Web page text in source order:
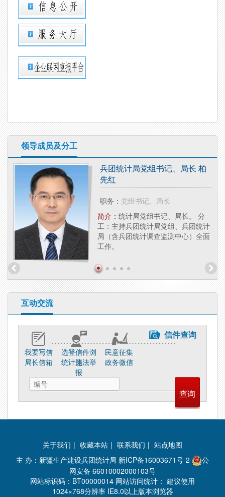
领导成员及分工
兵团统计局党组书记、局长 柏
先红
职务： 党组书记、局长
简介：统计局党组书记、局长。 分
工：主持兵团统计局党组、兵团统计
局（含兵团统计调查监测中心）全面
工作。
互动交流
我要写信
局长信箱
选登信件浏
览
统计违法举
报
民意征集
政务微信
信件查询
关于我们 | 收藏本站 | 联系我们 | 站点地图
主 办：新疆生产建设兵团统计局 新ICP备16003671号-2
公
网安备 66010002000103号
网站标识码：BT00000014 网站访问统计： 建议使用
1024×768分辨率 IE8.0以上版本浏览器